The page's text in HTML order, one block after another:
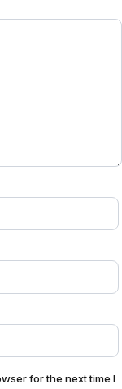
for the next time I